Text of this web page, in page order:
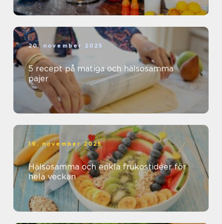
20. november 2025
5 recept på matiga och hälsosamma
pajer
19. november 2025
Hälsosamma och enkla frukostidéer för
hela veckan